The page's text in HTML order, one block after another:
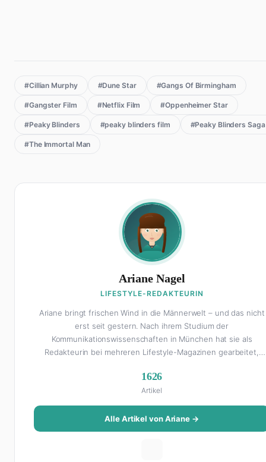
#Cillian Murphy #Dune Star #Gangs Of Birmingham
#Gangster Film #Netflix Film #Oppenheimer Star
#Peaky Blinders #peaky blinders film #Peaky Blinders Saga
#The Immortal Man
Ariane Nagel
LIFESTYLE-REDAKTEURIN
Ariane bringt frischen Wind in die Männerwelt – und das nicht
erst seit gestern. Nach ihrem Studium der
Kommunikationswissenschaften in München hat sie als
Redakteurin bei mehreren Lifestyle-Magazinen gearbeitet,
Redakteurin schreibt sie über alles, was das Leben schöner
macht: von Interior Design und Reise-Tipps über Food-Trends
bis hin zu Beziehungsratgebern, die auch Männer gerne
Ihre Geheimwaffe: Sie weiß genau, was Frauen an Männern
wirklich cool finden – und was absolut gar nicht geht. Privat ist
1626
Artikel
Alle Artikel von Ariane →